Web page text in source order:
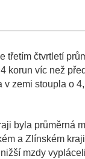
třetím čtvrtletí
korun víc než
v zemi stoupla o
byla průměrná
a Zlínském
mzdy